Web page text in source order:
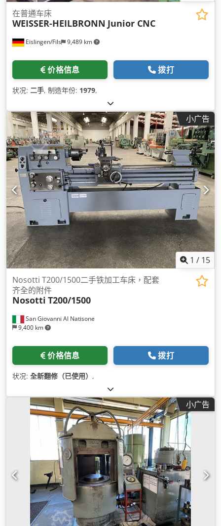
Eislingen/Fils 9,489 km
在普通车床
WEISSER-HEILBRONN Junior CNC
价格信息 拨打
状况: 二手, 制造年份: 1979,
小广告
1 / 15
San Giovanni Al Natisone
9,400 km
Nosotti T200/1500二手铁加工车床，配套
齐全的附件
Nosotti T200/1500
价格信息 拨打
状况: 全新翻修（已使用） ,
小广告